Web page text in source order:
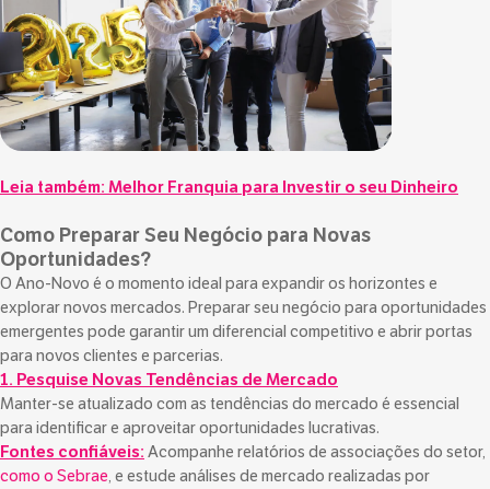
Leia também: Melhor Franquia para Investir o seu Dinheiro
Como Preparar Seu Negócio para Novas
Oportunidades?
O Ano-Novo é o momento ideal para expandir os horizontes e
explorar novos mercados. Preparar seu negócio para oportunidades
emergentes pode garantir um diferencial competitivo e abrir portas
para novos clientes e parcerias.
1. Pesquise Novas Tendências de Mercado
Manter-se atualizado com as tendências do mercado é essencial
para identificar e aproveitar oportunidades lucrativas.
Fontes confiáveis: Acompanhe relatórios de associações do setor,
como o Sebrae, e estude análises de mercado realizadas por